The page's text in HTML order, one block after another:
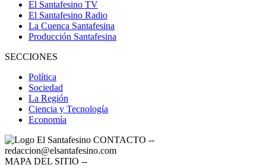
El Santafesino TV
El Santafesino Radio
La Cuenca Santafesina
Producción Santafesina
SECCIONES
Política
Sociedad
La Región
Ciencia y Tecnología
Economía
CONTACTO --
redaccion@elsantafesino.com
MAPA DEL SITIO --